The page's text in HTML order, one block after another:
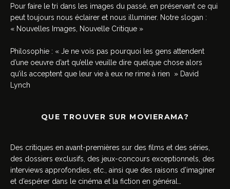
Pour faire le tri dans les images du passé, en préservant ce qui
peut toujours nous éclairer et nous illuminer. Notre slogan :
« Nouvelles Images, Nouvelle Critique »
Philosophie : « Je ne vois pas pourquoi les gens attendent
d’une oeuvre d’art qu’elle veuille dire quelque chose alors
qu’ils acceptent que leur vie à eux ne rime à rien » David
Lynch
QUE TROUVER SUR MOVIERAMA?
Des critiques en avant-premières sur des films et des séries,
des dossiers exclusifs, des jeux-concours exceptionnels, des
interviews approfondies, etc., ainsi que des raisons d’imaginer
et d’espérer dans le cinéma et la fiction en général…